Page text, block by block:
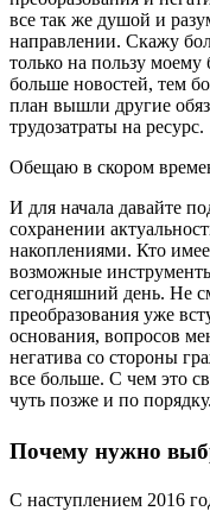
все так же душой и
направлении. Скажу
только на пользу
больше новостей, тем
план вышли другие
трудозатраты на ресурс.
Обещаю в скором
И для начала давайте
сохранении
накоплениями. Кто
возможные
сегодняшний день. Не
преобразования уже
основания, вопросов
негатива со стороны
все больше. С чем это
чуть позже и по порядку.
Почему нужно
С наступлением 2016